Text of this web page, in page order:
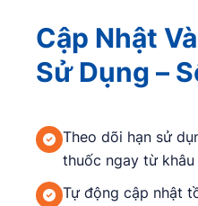
Cập Nhật
Sử Dụng –
Theo dõi hạn sử
thuốc ngay từ khâu
Tự động cập nhật